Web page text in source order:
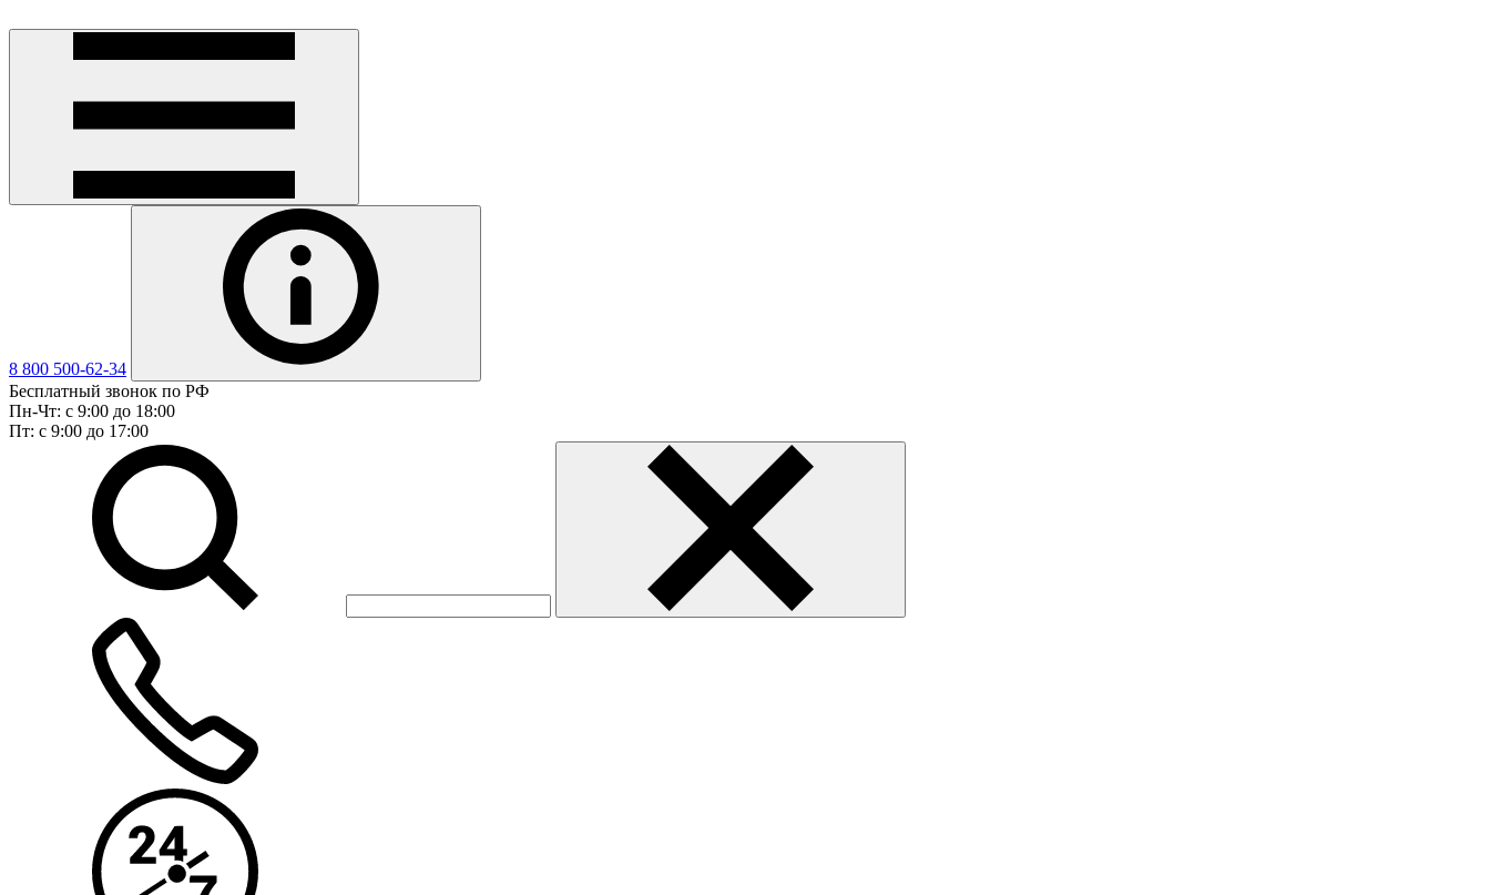
8 800 500-62-34
Бесплатный звонок по РФ
Пн-Чт: с 9:00 до 18:00
Пт: с 9:00 до 17:00